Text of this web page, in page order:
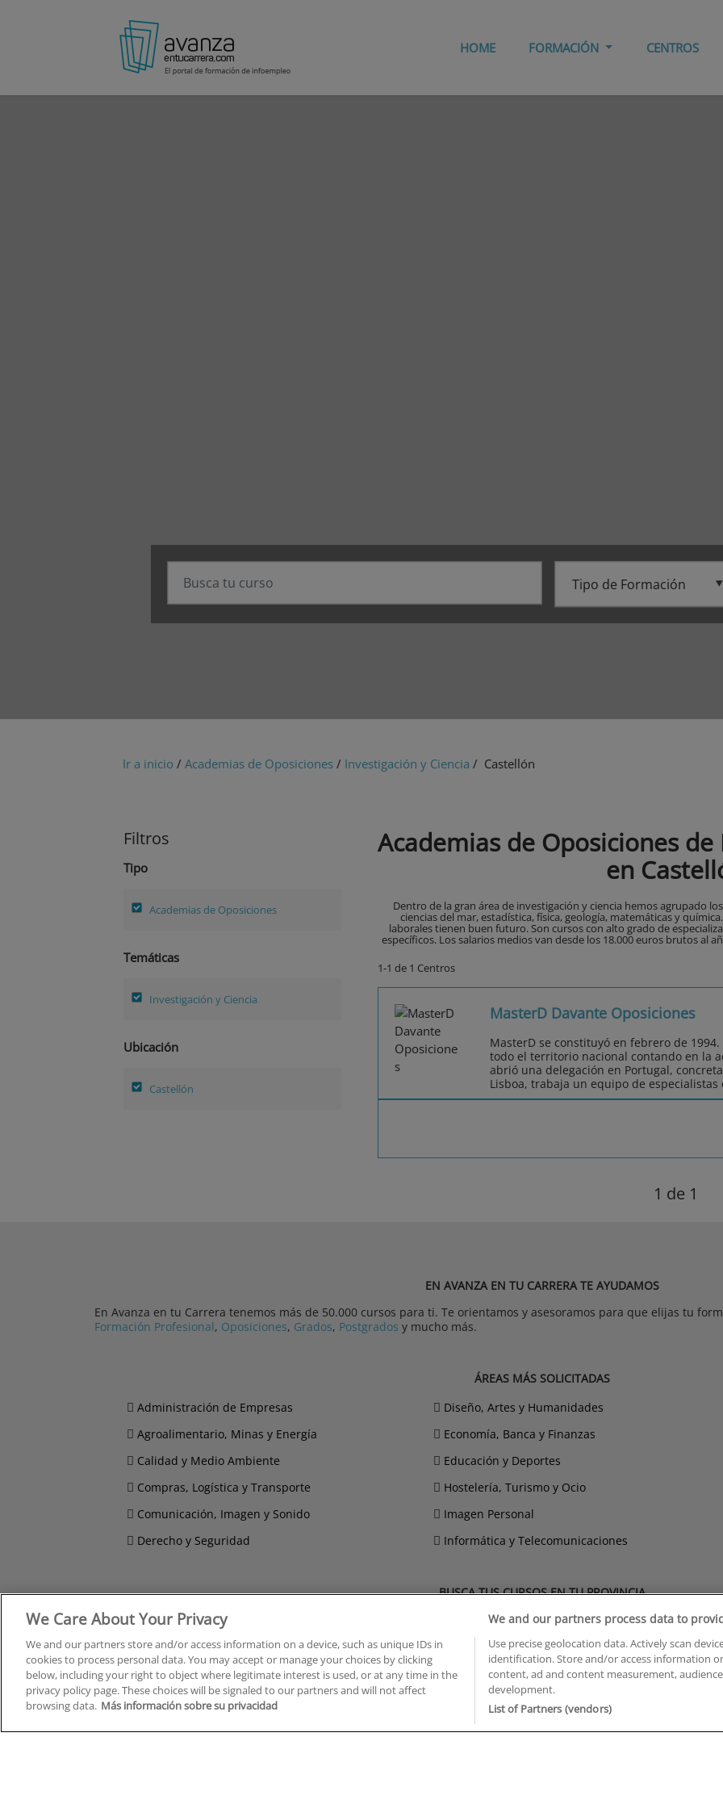
HOME FORMACIÓN CENTROS
Ir a inicio / Academias de Oposiciones / Investigación y Ciencia / Castellón
Filtros
Tipo
Academias de Oposiciones
Temáticas
Investigación y Ciencia
Ubicación
Castellón
Academias de Oposiciones
en
Dentro de la gran área de investigación y ciencia hemos agrupado
ciencias del mar, estadística, física, geología, matemáticas y
laborales tienen buen futuro. Son cursos con alto grado de
específicos. Los salarios medios van desde los 18.000 euros brutos al
1-1 de 1 Centros
MasterD Davante Oposiciones
MasterD se constituyó en febrero de
todo el territorio nacional contando en la
abrió una delegación en Portugal,
Lisboa, trabaja un equipo de
1 de 1
EN AVANZA EN TU CARRERA TE AYUDAMOS
En Avanza en tu Carrera tenemos más de 50.000 cursos para ti. Te orientamos y asesoramos para que elijas tu
Formación Profesional, Oposiciones, Grados, Postgrados y mucho más.
ÁREAS MÁS SOLICITADAS
Administración de Empresas
Agroalimentario, Minas y Energía
Calidad y Medio Ambiente
Compras, Logística y Transporte
Comunicación, Imagen y Sonido
Derecho y Seguridad
Diseño, Artes y Humanidades
Economía, Banca y Finanzas
Educación y Deportes
Hostelería, Turismo y Ocio
Imagen Personal
Informática y Telecomunicaciones
BUSCA TUS CURSOS EN TU PROVINCIA
Cursos en A Coruña
Cursos en Albacete
Cursos en Alicante
Cursos en Almería
Cursos en Araba/Álava
Cursos en Asturias
Cursos en Badajoz
Cursos en Ciudad Real
Cursos en Cáceres
Cursos en Cádiz
Cursos en Córdoba
Cursos en Girona
Cursos en La Rioja
Cursos en Las Palmas
Cursos en León
Cursos en Lleida
Cursos en Madrid
Cursos en Murcia
Cursos en Málaga
We Care About Your Privacy
We and our partners store and/or access information on a device, such as unique IDs in
cookies to process personal data. You may accept or manage your choices by clicking
below, including your right to object where legitimate interest is used, or at any time in the
privacy policy page. These choices will be signaled to our partners and will not affect
browsing data. Más información sobre su privacidad
We and our partners process data to
Use precise geolocation data. Actively scan
identification. Store and/or access information
content, ad and content measurement,
development.
List of Partners (vendors)